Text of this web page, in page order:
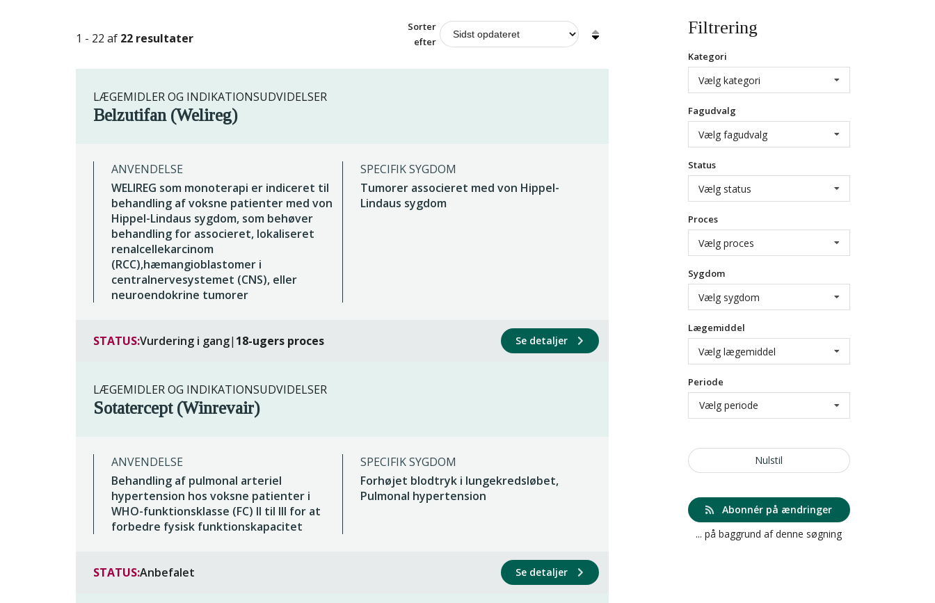
1 - 22 af 22 resultater
Sorter
efter
LÆGEMIDLER OG INDIKATIONSUDVIDELSER
Belzutifan (Welireg)
ANVENDELSE
WELIREG som monoterapi er indiceret til
behandling af voksne patienter med von
Hippel-Lindaus sygdom, som behøver
behandling for associeret, lokaliseret
renalcellekarcinom
(RCC),hæmangioblastomer i
centralnervesystemet (CNS), eller
neuroendokrine tumorer
SPECIFIK SYGDOM
Tumorer associeret med von Hippel-
Lindaus sygdom
STATUS:Vurdering i gang| 18-ugers proces Se detaljer
LÆGEMIDLER OG INDIKATIONSUDVIDELSER
Sotatercept (Winrevair)
ANVENDELSE
Behandling af pulmonal arteriel
hypertension hos voksne patienter i
WHO-funktionsklasse (FC) II til III for at
forbedre fysisk funktionskapacitet
SPECIFIK SYGDOM
Forhøjet blodtryk i lungekredsløbet,
Pulmonal hypertension
STATUS:Anbefalet Se detaljer
Filtrering
Kategori
Vælg kategori
Fagudvalg
Vælg fagudvalg
Status
Vælg status
Proces
Vælg proces
Sygdom
Vælg sygdom
Lægemiddel
Vælg lægemiddel
Periode
Vælg periode
Nulstil
Abonnér på ændringer
... på baggrund af denne søgning